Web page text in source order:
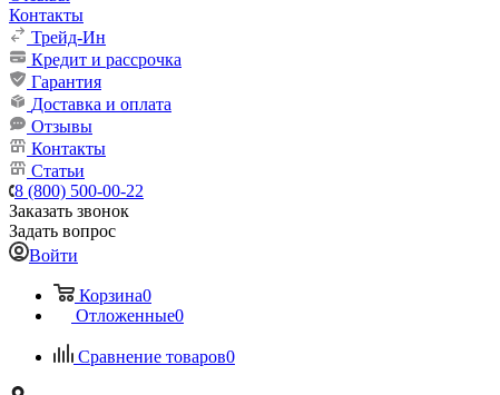
Контакты
Трейд-Ин
Кредит и рассрочка
Гарантия
Доставка и оплата
Отзывы
Контакты
Статьи
8 (800) 500-00-22
Заказать звонок
Задать вопрос
Войти
Корзина0
Отложенные0
Сравнение товаров0